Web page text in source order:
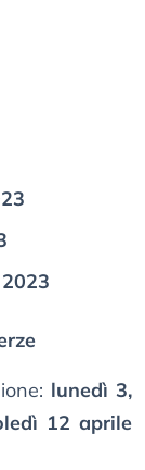
lunedì 3,
12 aprile